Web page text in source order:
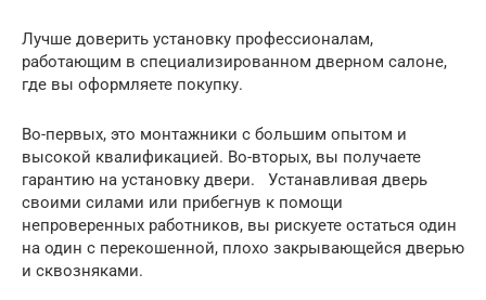
Лучше доверить установку профессионалам,
работающим в специализированном дверном салоне,
где вы оформляете покупку.
Во-первых, это монтажники с большим опытом и
высокой квалификацией. Во-вторых, вы получаете
гарантию на установку двери. Устанавливая дверь
своими силами или прибегнув к помощи
непроверенных работников, вы рискуете остаться один
на один с перекошенной, плохо закрывающейся дверью
и сквозняками.